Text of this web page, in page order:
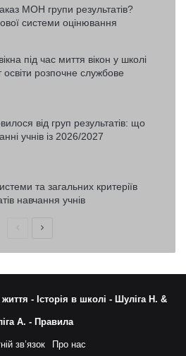
МОН групи результатів?
системи оцінювання
під час миття вікон у школі
розпочне службове
від груп результатів: що
учнів із 2026/2027
та загальних критеріїв
навчання учнів
ПопередняНаступна
- Історія в школі - Шуліга Н. &
А. - Правила
зв’язок Про нас